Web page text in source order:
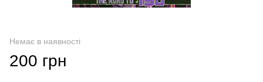
Немає в наявності
200 грн